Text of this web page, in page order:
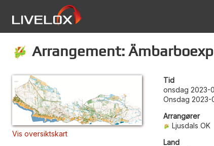
Arrangement:
Vis oversiktskart
Tid
onsdag 2023-
Onsdag 2023-
Arrangører
Ljusdals OK
Land